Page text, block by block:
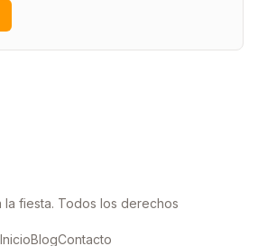
fiesta. Todos los derechos
InicioBlogContacto